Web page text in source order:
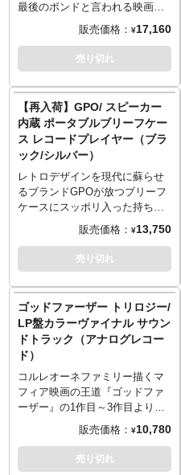
合がございます。
1 Twin Peaks Theme
2 Laura Palmer's Theme
3 Audrey's Dance
5 Freshly Squeezed
6 The Bookhouse Boys
7 Into the Night
8 Night Life in Twin Peaks
9 Dance of the Dream Man
10 Love Theme from Twin
Peaks
11 Falling
最後のボンドと言われる映画
『007/ノー・タイム・トゥ・ダ
イ』の楽曲からを収録したLP盤
のサウンドトラック。ゴールド
のカラーヴァイナルも英国紳士
の気品を感じられます。劇中の
音楽をアナログで楽しめば、ま
たいつもと違った映画体験が出
来そうです！ジャケットもレコ
ード自体もインテリアとしても
使用できそう。
※この商品は入荷数の減数など
によりご予約をキャンセル頂く
場合や、分納での入荷となる場
＜収録内容＞
- Disc 1 -
1 Gun Barrel
3 Message from An Old Friend
4 Square Escape
5 Someone Was Here
6 Not What I Expected
7 What Have You Done?
8 Shouldn't We Get to Know
Each Other First?
9 Cuba Chase
11 Good to Have You Back
12 Lovely to See You Again
販売価格： ¥17,160
売り切れ
【再入荷】GPO/ スピーカー
内蔵 ポータブルブリーフケー
ス レコードプレイヤー（ブラ
ック/シルバー）
レトロデザインを現代に蘇らせ
るブランドGPOが放つブリーフ
ケースにスッポリ入った持ち運
びにも最適な軽量ポータブルレ
コードプレイヤー。ふたを閉じ
ればレトロなブリーフケースに
早変わり！インテリアにも最適
しめるのもGOODです。回転数
は33rpm、45rpm、78rpmに対応
し7インチ盤（ドーナツ盤）用の
アダプターも付属しています。
ヘッドホンも接続可能なので、
一人で音楽を楽しむ事も可能で
す。映画サントラやお好きな音
と時を過ごしませんか？こちら
はブラック/シルバーカラーとな
販売価格： ¥13,750
売り切れ
ゴッドファーザー トリロジー/
LP盤カラーヴァイナル サウン
ドトラック（アナログレコー
ド）
コルレオーネファミリー描くマ
フィア映画の王道『ゴッドファ
ーザー』の1作目～3作目よりチ
ョイスした楽曲からを収録した
LP盤のサウンドトラック。劇中
の音楽をアナログで楽しめば、
気分はコルレオーネファミリ
販売価格： ¥10,780
売り切れ